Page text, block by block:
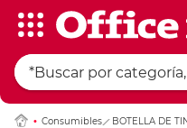
Consumibles BOTELLA DE